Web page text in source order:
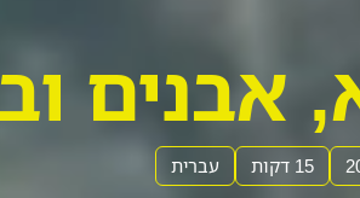
אבנים
15 דקות עברית